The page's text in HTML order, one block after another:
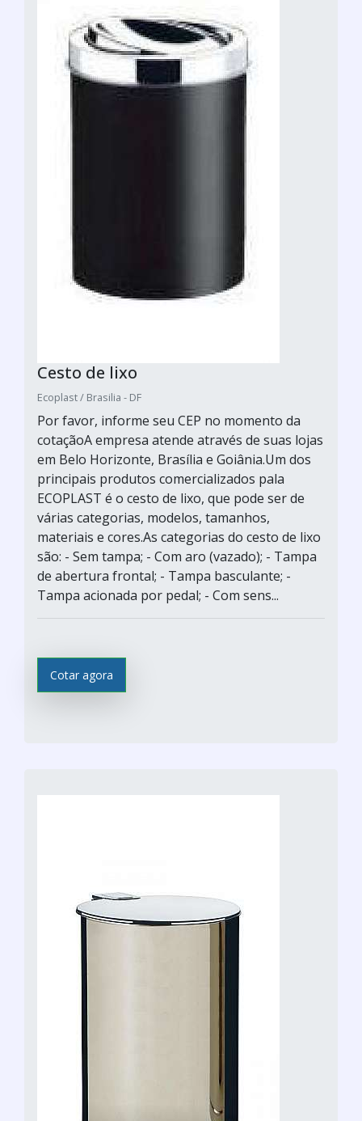
Cesto de lixo
Ecoplast / Brasilia - DF
Por favor, informe seu CEP no momento da
cotaçãoA empresa atende através de suas lojas
em Belo Horizonte, Brasília e Goiânia.Um dos
principais produtos comercializados pala
ECOPLAST é o cesto de lixo, que pode ser de
várias categorias, modelos, tamanhos,
materiais e cores.As categorias do cesto de lixo
são: - Sem tampa; - Com aro (vazado); - Tampa
de abertura frontal; - Tampa basculante; -
Tampa acionada por pedal; - Com sens...
Cotar agora